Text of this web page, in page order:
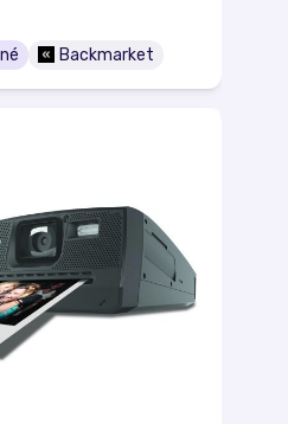
Backmarket